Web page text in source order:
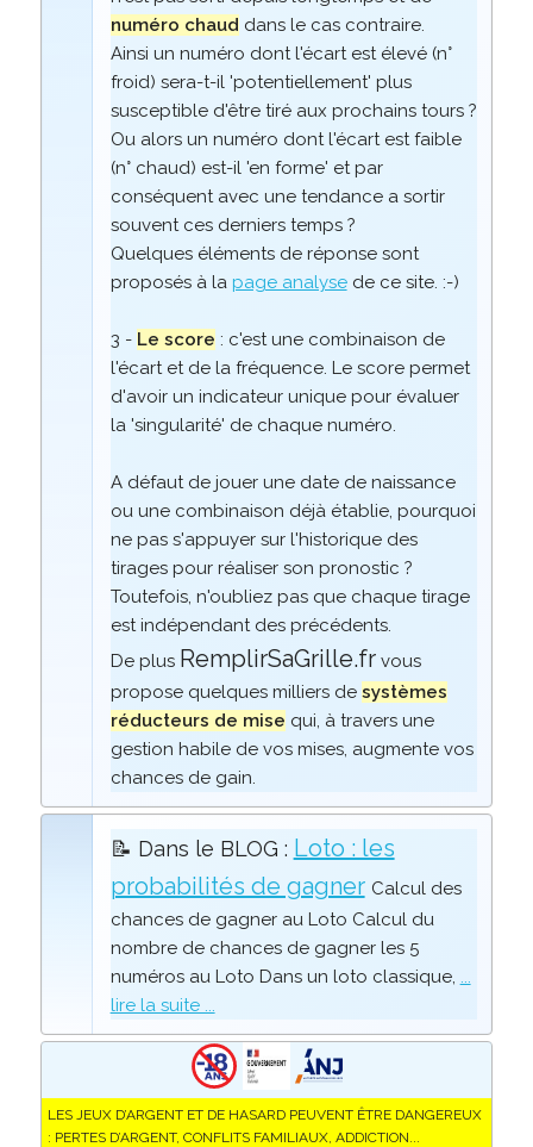
numéro chaud dans le cas contraire.
Ainsi un numéro dont l'écart est élevé (n°
froid) sera-t-il 'potentiellement' plus
susceptible d'être tiré aux prochains tours ?
Ou alors un numéro dont l'écart est faible
(n° chaud) est-il 'en forme' et par
conséquent avec une tendance a sortir
souvent ces derniers temps ?
Quelques éléments de réponse sont
proposés à la page analysede ce site. :-)
3 - Le score : c'est une combinaison de
l'écart et de la fréquence. Le score permet
d'avoir un indicateur unique pour évaluer
la 'singularité' de chaque numéro.
A défaut de jouer une date de naissance
ou une combinaison déjà établie, pourquoi
ne pas s'appuyer sur l'historique des
tirages pour réaliser son pronostic ?
Toutefois, n'oubliez pas que chaque tirage
est indépendant des précédents.
De plus RemplirSaGrille.frvous
propose quelques milliers de systèmes
réducteurs de mise qui, à travers une
gestion habile de vos mises, augmente vos
chances de gain.
📝 Dans le BLOG : Loto : les
probabilités de gagner Calcul des
chances de gagner au Loto Calcul du
nombre de chances de gagner les 5
numéros au Loto Dans un loto classique, ...
lire la suite ...
LES JEUX D’ARGENT ET DE HASARD PEUVENT ÊTRE DANGEREUX
: PERTES D’ARGENT, CONFLITS FAMILIAUX, ADDICTION...